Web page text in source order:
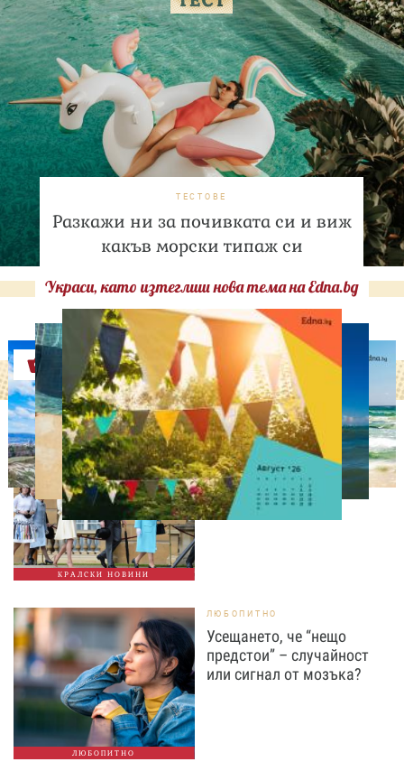
ТЕСТОВЕ
Разкажи ни за почивката си и виж
какъв морски типаж си
Украси, като изтеглиш нова тема на Edna.bg
Оферти
КРАЛСКИ НОВИНИ
СВОБОДНО ВРЕМЕ
Ново бебе в кралското
семейство
ЛЮБОПИТНО
ЛЮБОПИТНО
Усещането, че “нещо
предстои” – случайност
или сигнал от мозъка?